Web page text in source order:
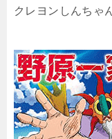
クレヨンしんちゃ